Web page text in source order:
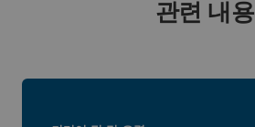
관련 내용